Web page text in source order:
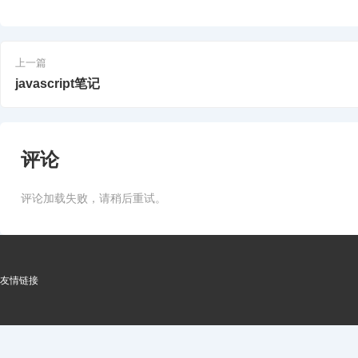
上一篇
javascript笔记
评论
评论加载失败，请稍后重试。
友情链接